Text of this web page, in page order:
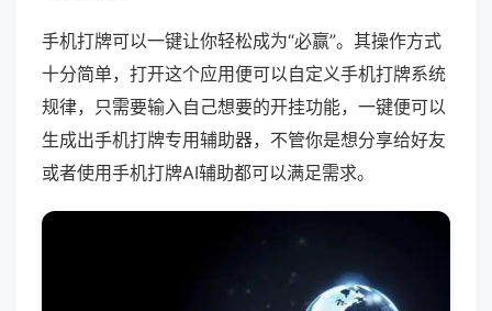
手机打牌可以一键让你轻松成为“必赢”。其操作方式
十分简单，打开这个应用便可以自定义手机打牌系统
规律，只需要输入自己想要的开挂功能，一键便可以
生成出手机打牌专用辅助器，不管你是想分享给好友
或者使用手机打牌AI辅助都可以满足需求。